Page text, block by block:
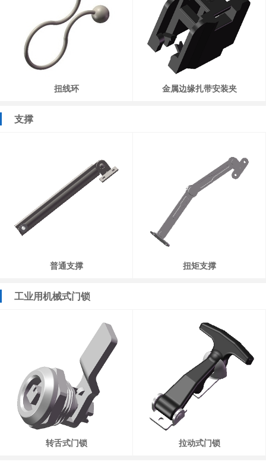
扭线环 金属边缘扎带安装夹
支撑
普通支撑 扭矩支撑
工业用机械式门锁
转舌式门锁 拉动式门锁